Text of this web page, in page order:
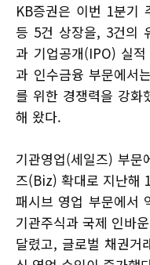
KB증권은 이번 1분기
등 5건 상장을, 3건의
과 기업공개(IPO) 실
과 인수금융 부문에서
를 위한 경쟁력을 강화
해 왔다.
기관영업(세일즈) 부문
즈(Biz) 확대로 지난해
패시브 영업 부문에서
기관주식과 국제 인바
달렸고, 글로벌 채권거